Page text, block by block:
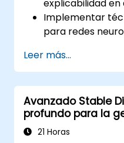
explicabilidad
Implementar
para redes
los modelos de
Evaluar las
rendimiento y
Leer más...
Avanzado Stable
profundo para la
imagen
21 Horas